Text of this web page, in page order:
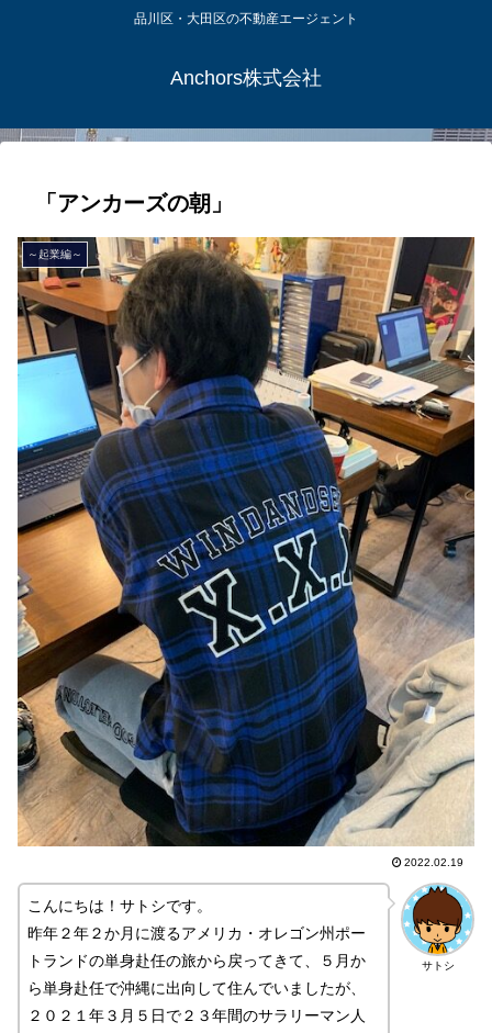
品川区・大田区の不動産エージェント
Anchors株式会社
「アンカーズの朝」
～起業編～
2022.02.19
サトシ
こんにちは！サトシです。
昨年２年２か月に渡るアメリカ・オレゴン州ポー
トランドの単身赴任の旅から戻ってきて、５月か
ら単身赴任で沖縄に出向して住んでいましたが、
２０２１年３月５日で２３年間のサラリーマン人